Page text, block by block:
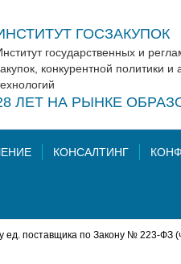
ГОСЗАКУПОК
государственных и
конкурентной политики
ЛЕТ НА РЫНКЕ
КОНСАЛТИНГ
ед. поставщика по Закону № 223-ФЗ